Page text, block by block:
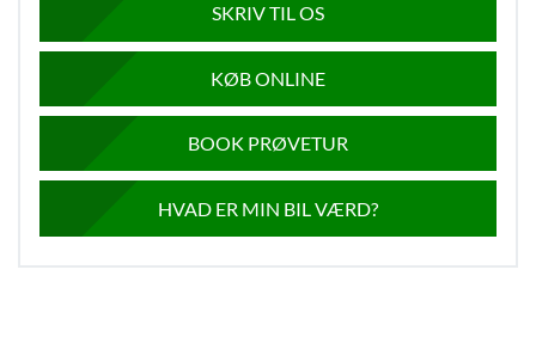
SKRIV TIL OS
KØB ONLINE
BOOK PRØVETUR
HVAD ER MIN BIL VÆRD?